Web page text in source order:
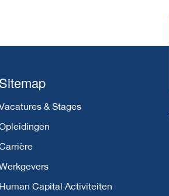
Sitemap
& Stages
Human Capital Activiteiten